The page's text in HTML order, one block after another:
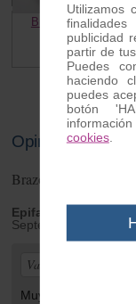
Brazo suspension
Vespa
75.00 €
Opiniones de
Brazo suspension
Epifanio gomez
|
September de 2020
Valoración general:
Muy bien
Utilizamos
publicidad
partir de
Puedes
haciendo
puedes
botón
cookies.